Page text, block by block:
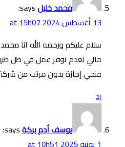
محمد خليلsays:
13 أغسطس 2024 at 15h07
سلام عليكم ورحمه الله انا
مالي لعدم توفر عمل في ظل
منحي إجازة بدون مرتب من
رد
يوسف أدم بركةsays: